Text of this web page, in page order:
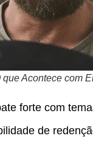
que Acontece com
forte com
de